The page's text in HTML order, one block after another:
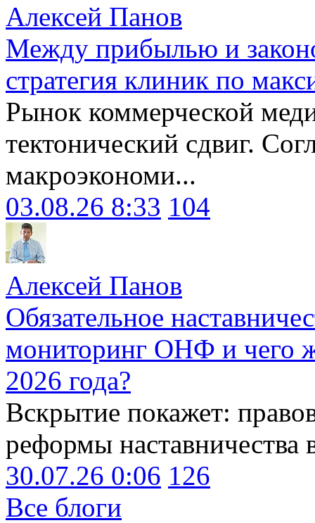
Алексей Панов
Между прибылью и
стратегия клиник по
Рынок коммерческой
тектонический сдвиг.
макроэкономи...
03.08.26 8:33 104
Алексей Панов
Обязательное
мониторинг ОНФ и чего
2026 года?
Вскрытие покажет:
реформы наставничества
30.07.26 0:06 126
Все блоги